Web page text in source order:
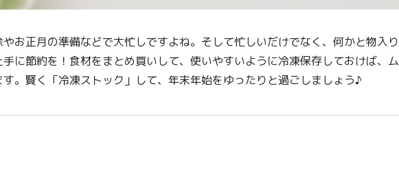
お正月の準備などで大忙しですよね。そして忙しいだけでなく、何かと物入
に節約を！食材をまとめ買いして、使いやすいように冷凍保存しておけば、
。賢く「冷凍ストック」して、年末年始をゆったりと過ごしましょう♪